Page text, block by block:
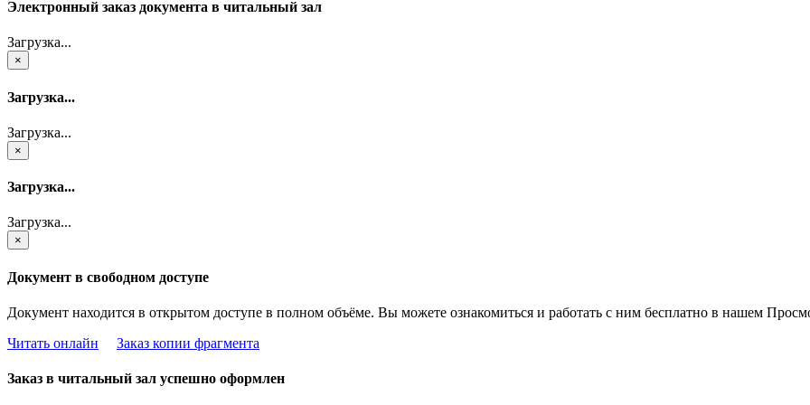
Электронный заказ документа в читальный зал
Загрузка...
×
Загрузка...
Загрузка...
×
Загрузка...
Загрузка...
×
Документ в свободном доступе
Документ находится в открытом доступе в полном объёме. Вы можете ознакомиться и работать с ним бесплатно в нашем
Читать онлайн
Заказ копии фрагмента
Заказ в читальный зал успешно оформлен